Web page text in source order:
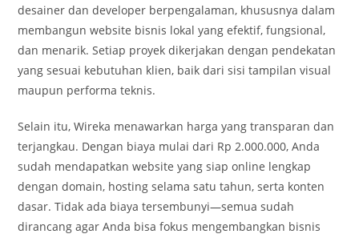
desainer dan developer berpengalaman, khususnya dalam
membangun website bisnis lokal yang efektif, fungsional,
dan menarik. Setiap proyek dikerjakan dengan pendekatan
yang sesuai kebutuhan klien, baik dari sisi tampilan visual
maupun performa teknis.
Selain itu, Wireka menawarkan harga yang transparan dan
terjangkau. Dengan biaya mulai dari Rp 2.000.000, Anda
sudah mendapatkan website yang siap online lengkap
dengan domain, hosting selama satu tahun, serta konten
dasar. Tidak ada biaya tersembunyi—semua sudah
dirancang agar Anda bisa fokus mengembangkan bisnis